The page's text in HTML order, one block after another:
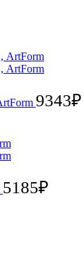
9343₽
5185₽